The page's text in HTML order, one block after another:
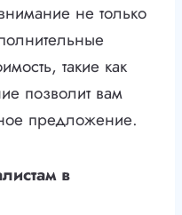
не только
такие как
позволит вам
предложение.
в